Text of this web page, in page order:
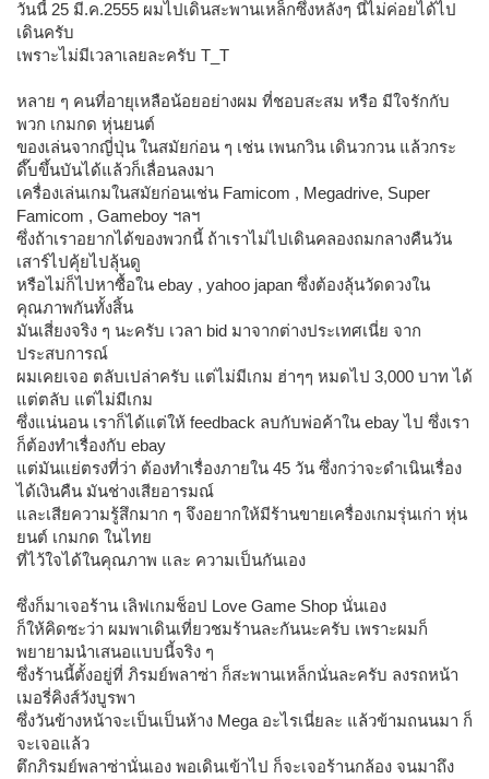
วันนี้ 25 มี.ค.2555 ผมไปเดินสะพานเหล็กซึ่งหลังๆ นี่ไม่ค่อยได้ไป
เดินครับ
เพราะไม่มีเวลาเลยละครับ T_T
หลาย ๆ คนที่อายุเหลือน้อยอย่างผม ที่ชอบสะสม หรือ มีใจรักกับ
พวก เกมกด หุ่นยนต์
ของเล่นจากญี่ปุ่น ในสมัยก่อน ๆ เช่น เพนกวิน เดินวกวน แล้วกระ
ดึ๊บขึ้นบันได้แล้วก็เลื่อนลงมา
เครื่องเล่นเกมในสมัยก่อนเช่น Famicom , Megadrive, Super
Famicom , Gameboy ฯลฯ
ซึ่งถ้าเราอยากได้ของพวกนี้ ถ้าเราไม่ไปเดินคลองถมกลางคืนวัน
เสาร์ไปคุ้ยไปลุ้นดู
หรือไม่ก็ไปหาซื้อใน ebay , yahoo japan ซึ่งต้องลุ้นวัดดวงใน
คุณภาพกันทั้งสิ้น
มันเสี่ยงจริง ๆ นะครับ เวลา bid มาจากต่างประเทศเนี่ย จาก
ประสบการณ์
ผมเคยเจอ ตลับเปล่าครับ แต่ไม่มีเกม ฮ่าๆๆ หมดไป 3,000 บาท ได้
แต่ตลับ แต่ไม่มีเกม
ซึ่งแน่นอน เราก็ได้แต่ให้ feedback ลบกับพ่อค้าใน ebay ไป ซึ่งเรา
ก็ต้องทำเรื่องกับ ebay
แต่มันแย่ตรงที่ว่า ต้องทำเรื่องภายใน 45 วัน ซึ่งกว่าจะดำเนินเรื่อง
ได้เงินคืน มันช่างเสียอารมณ์
และเสียความรู้สึกมาก ๆ จึงอยากให้มีร้านขายเครื่องเกมรุ่นเก่า หุ่น
ยนต์ เกมกด ในไทย
ที่ไว้ใจได้ในคุณภาพ และ ความเป็นกันเอง
ซึ่งก็มาเจอร้าน เลิฟเกมช็อป Love Game Shop นั่นเอง
ก็ให้คิดซะว่า ผมพาเดินเที่ยวชมร้านละกันนะครับ เพราะผมก็
พยายามนำเสนอแบบนี้จริง ๆ
ซึ่งร้านนี้ตั้งอยู่ที่ ภิรมย์พลาซ่า ก็สะพานเหล็กนั่นละครับ ลงรถหน้า
เมอรี่คิงส์วังบูรพา
ซึ่งวันข้างหน้าจะเป็นเป็นห้าง Mega อะไรเนี่ยละ แล้วข้ามถนนมา ก็
จะเจอแล้ว
ตึกภิรมย์พลาซ่านั่นเอง พอเดินเข้าไป ก็จะเจอร้านกล้อง จนมาถึง